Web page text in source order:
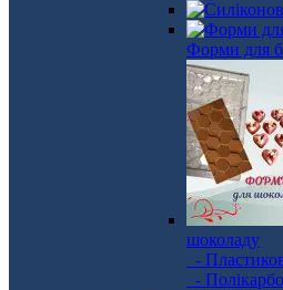
Форми для
шоколаду
-
-